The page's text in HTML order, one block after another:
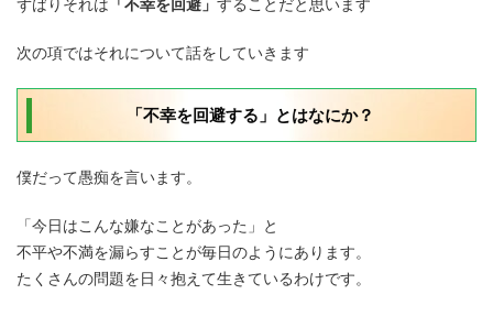
ずばりそれは 「不幸を回避」 することだと思います
次の項ではそれについて話をしていきます
「不幸を回避する」とはなにか？
僕だって愚痴を言います。
「今日はこんな嫌なことがあった」と
不平や不満を漏らすことが毎日のようにあります。
たくさんの問題を日々抱えて生きているわけです。